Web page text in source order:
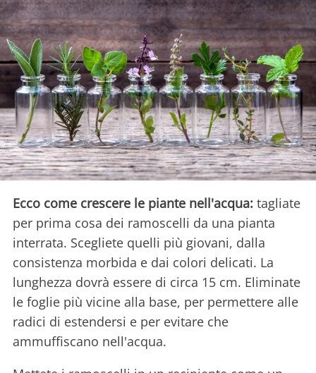
Ecco come crescere le piante nell'acqua: tagliate
per prima cosa dei ramoscelli da una pianta
interrata. Scegliete quelli più giovani, dalla
consistenza morbida e dai colori delicati. La
lunghezza dovrà essere di circa 15 cm. Eliminate
le foglie più vicine alla base, per permettere alle
radici di estendersi e per evitare che
ammuffiscano nell'acqua.